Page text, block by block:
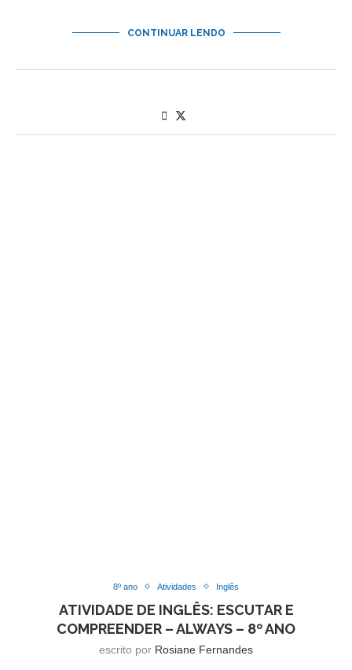
CONTINUAR LENDO
8º ano Atividades Inglês
ATIVIDADE DE INGLÊS: ESCUTAR E
COMPREENDER – ALWAYS – 8º ANO
escrito por Rosiane Fernandes